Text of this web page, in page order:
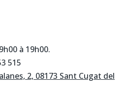
à 19h00.
515
2, 08173 Sant Cugat del